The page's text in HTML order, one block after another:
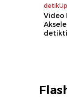
Video